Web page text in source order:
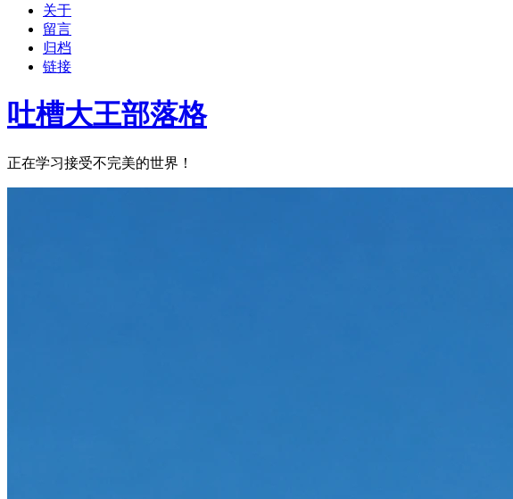
关于
留言
归档
链接
吐槽大王部落格
正在学习接受不完美的世界！